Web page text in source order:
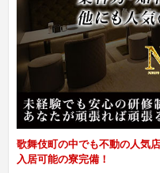
歌舞伎町の中でも不動の人気
入居可能の寮完備！